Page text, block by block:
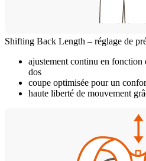
Shifting Back Length – réglage de
ajustement continu en
dos
coupe optimisée pour un
haute liberté de mouvement